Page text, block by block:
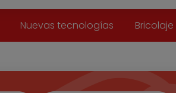
Nuevas tecnologías Bricolaje